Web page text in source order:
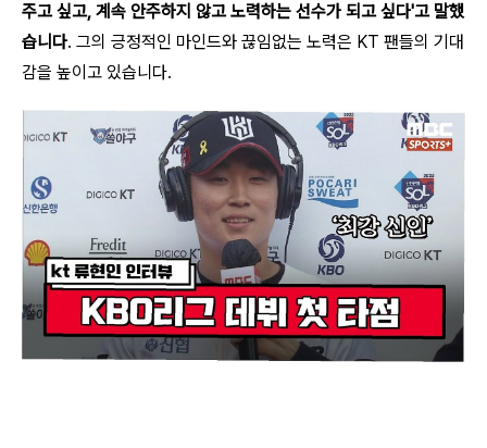
주고 싶고, 계속 안주하지 않고 노력하는 선수가 되고 싶다'고 말했
습니다. 그의 긍정적인 마인드와 끊임없는 노력은 KT 팬들의 기대
감을 높이고 있습니다.